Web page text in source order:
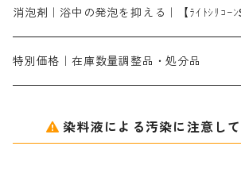
シルクフィックス３A｜絹の染料定着向上剤
ソーダ灰
染料溶解剤
セレナゾールPDN｜各種染料の染料溶解剤
化学糊（PVA）
防腐剤｜アルカリ性
部分脱色｜デグロリンSコンク
メイプロガムNP｜にじみ防止剤
アミラヂンD｜浸透・複色抑制剤
捺染糊
メイプロガムNP（綿・麻・絹用｜直接・酸性・含
白場汚染防止剤｜ソーピング剤｜水洗する
ア行
カ行
消泡剤｜浴中の発泡を抑える｜【ﾗｲﾄｼﾘｺｰﾝ
特別価格｜在庫数量調整品・処分品
染料液による汚染に注意して